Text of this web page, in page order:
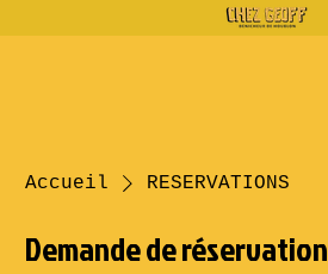
Accueil RESERVATIONS
Demande de réservation